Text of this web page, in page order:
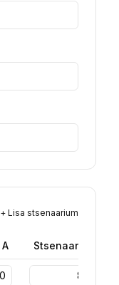
+ Lisa stsenaarium
A Stsenaarium